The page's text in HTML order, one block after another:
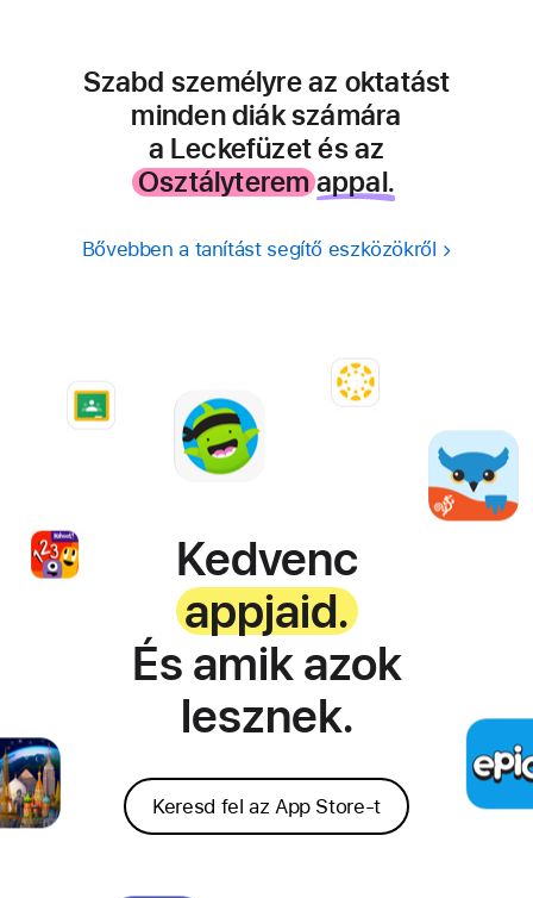
Szabd személyre az oktatást
mindendiák számára
a Leckefüzet és az
Osztályteremappal.
Bővebben a tanítást segítő eszközökről
Kedvenc
appjaid.
És amik azok
lesznek.
Keresd fel az App Store-t